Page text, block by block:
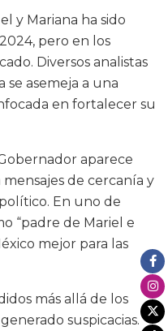
y Mariana ha sido
pero en los
Diversos analistas
asemeja a una
en fortalecer su
aparece
mensajes de cercanía y
En uno de
“padre de Mariel e
mejor para las
más allá de los
suspicacias.